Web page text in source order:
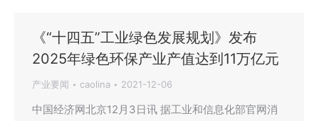
《“十四五”工业绿色发展规划》发布
2025年绿色环保产业产值达到11万亿元
产业要闻 caolina 2021-12-06
中国经济网北京12月3日讯 据工业和信息化部官网消